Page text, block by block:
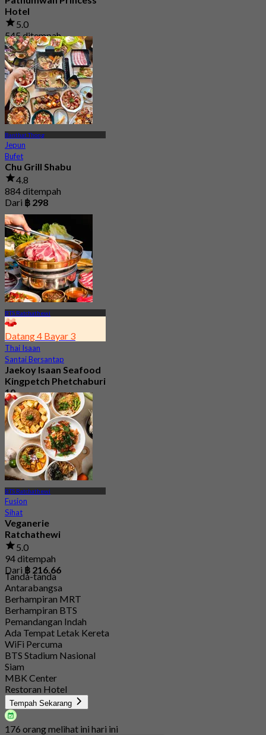
Hotel
5.0
545 ditempah
Dari฿ 850
Banthat Thong
Jepun
Bufet
Chu Grill Shabu
4.8
884 ditempah
Dari ฿ 298
BTS Ratchathewi
Datang 4 Bayar 3
Thai Isaan
Santai Bersantap
Jaekoy Isaan Seafood
Kingpetch Phetchaburi
10
3.8
20 ditempah
Dari฿ 299.25
BTS Ratchathewi
Fusion
Sihat
Veganerie
Ratchathewi
5.0
94 ditempah
Dari ฿ 216.66
Tanda-tanda
Antarabangsa
Berhampiran MRT
Berhampiran BTS
Pemandangan Indah
Ada Tempat Letak Kereta
WiFi Percuma
BTS Stadium Nasional
Siam
MBK Center
Restoran Hotel
Tempah Sekarang
176 orang melihat ini hari ini